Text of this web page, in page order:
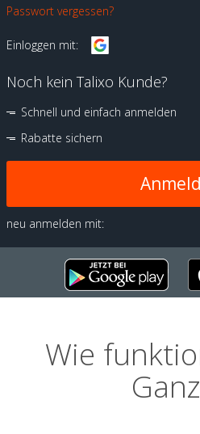
Passwort vergessen?
Einloggen mit:
Noch kein Talixo Kunde?
Schnell und einfach anmelden
Rabatte sichern
neu anmelden mit:
Wie